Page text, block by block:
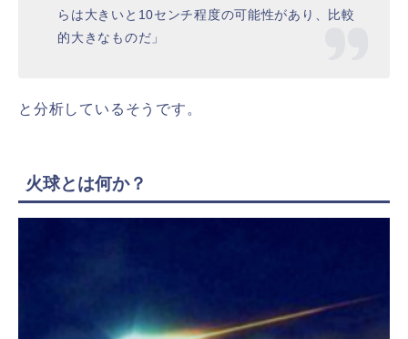
らは大きいと10センチ程度の可能性があり、比較
的大きなものだ」
と分析しているそうです。
火球とは何か？